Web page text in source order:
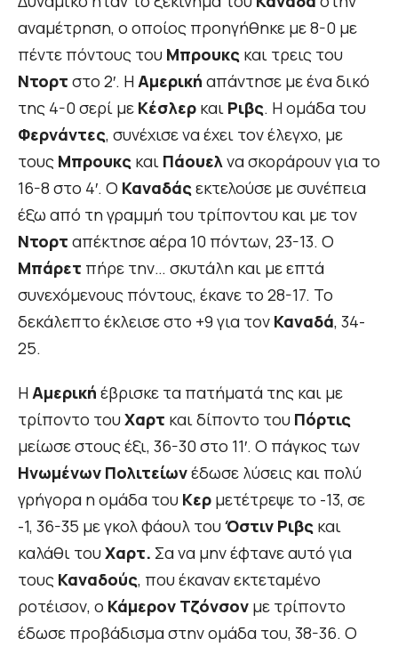
αναμέτρηση, ο οποίος προηγήθηκε με 8-0 με
πέντε πόντους του Μπρουκς και τρεις του
Ντορτ στο 2′. ΗΑμερική απάντησε με ένα δικό
της 4-0 σερί με Κέσλερ και Ριβς. Η ομάδα του
Φερνάντες, συνέχισε να έχει τον έλεγχο, με
τους Μπρουκς και Πάουελνα σκοράρουν για το
16-8 στο 4′. Ο Καναδάς εκτελούσε με συνέπεια
έξω από τη γραμμή του τρίποντου και με τον
Ντορτ απέκτησε αέρα 10 πόντων, 23-13. Ο
Μπάρετ πήρε την… σκυτάλη και με επτά
συνεχόμενους πόντους, έκανε το 28-17. Το
δεκάλεπτο έκλεισε στο +9 για τον Καναδά, 34-
25.
HΑμερική έβρισκε τα πατήματά της και με
τρίποντο τουΧαρτ και δίποντο του Πόρτις
μείωσε στους έξι, 36-30 στο 11′. Ο πάγκος των
Ηνωμένων Πολιτείωνέδωσε λύσεις και πολύ
γρήγορα η ομάδα του Κερ μετέτρεψε το -13, σε
-1, 36-35 με γκολ φάουλ τουΌστιν Ριβς και
καλάθι τουΧαρτ. Σα να μην έφτανε αυτό για
τους Καναδούς, που έκαναν εκτεταμένο
ροτέισον, ο Κάμερον Τζόνσον με τρίποντο
έδωσε προβάδισμα στην ομάδα του, 38-36. O